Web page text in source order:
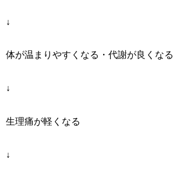
↓
体が温まりやすくなる・代謝が良くなる
↓
生理痛が軽くなる
↓